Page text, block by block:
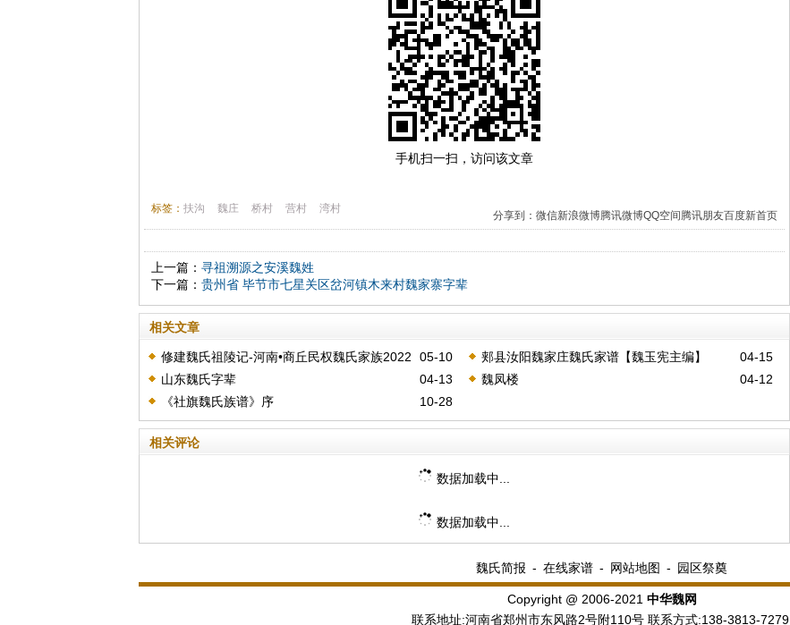
手机扫一扫，访问该文章
标签： 扶沟 魏庄 桥村 营村 湾村
分享到： 微信新浪微博腾讯微博QQ空间 腾讯朋友百度新首页
上一篇： 寻祖溯源之安溪魏姓
下一篇： 贵州省 毕节市七星关区岔河镇木来村魏家寨字辈
相关文章
05-10
修建魏氏祖陵记-河南•商丘民权魏氏家族2022
年(壬寅)祖陵捐款功德榜
04-15
郏县汝阳魏家庄魏氏家谱【魏玉宪主编】
04-13
山东魏氏字辈 04-12
魏凤楼
10-28
《社旗魏氏族谱》序
相关评论
数据加载中...
数据加载中...
魏氏简报 - 在线家谱 - 网站地图 - 园区祭奠
Copyright @ 2006-2021 中华魏网
联系地址:河南省郑州市东风路2号附110号 联系方式:138-3813-7279